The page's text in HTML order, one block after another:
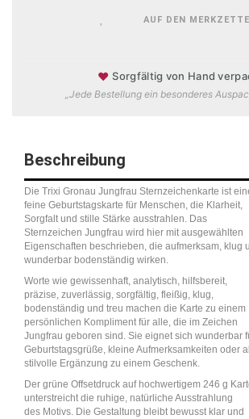
AUF DEN
♥ Sorgfältig von Hand
„Jede Bestellung ein besonderes
Beschreibung
Die Trixi Gronau Jungfrau Sternzeichenkarte ist
feine Geburtstagskarte für Menschen, die Klarheit,
Sorgfalt und stille Stärke ausstrahlen. Das
Sternzeichen Jungfrau wird hier mit ausgewählten
Eigenschaften beschrieben, die aufmerksam, klug
wunderbar bodenständig wirken.
Worte wie gewissenhaft, analytisch, hilfsbereit,
präzise, zuverlässig, sorgfältig, fleißig, klug,
bodenständig und treu machen die Karte zu einem
persönlichen Kompliment für alle, die im Zeichen
Jungfrau geboren sind. Sie eignet sich wunderbar
Geburtstagsgrüße, kleine Aufmerksamkeiten oder
stilvolle Ergänzung zu einem Geschenk.
Der grüne Offsetdruck auf hochwertigem 246 g
unterstreicht die ruhige, natürliche Ausstrahlung
des Motivs. Die Gestaltung bleibt bewusst klar und